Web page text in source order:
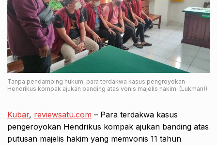
Tanpa pendamping hukum, para terdakwa kasus pengroyokan
Hendrikus kompak ajukan banding atas vonis majelis hakim. (Lukman))
Kubar, reviewsatu.com – Para terdakwa kasus
pengeroyokan Hendrikus kompak ajukan banding atas
putusan majelis hakim yang memvonis 11 tahun